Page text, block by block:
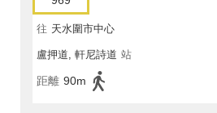
往 天水圍市中心
盧押道, 軒尼詩道 站
距離 90m